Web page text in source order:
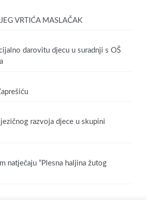
VRTIĆA MASLAČAK
darovitu djecu u suradnji s OŠ
razvoja djece u skupini
natječaju “Plesna haljina žutog